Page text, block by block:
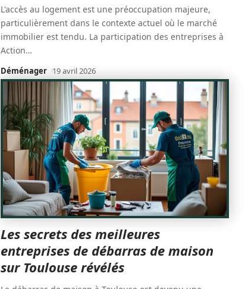
L'accès au logement est une préoccupation majeure,
particulièrement dans le contexte actuel où le marché
immobilier est tendu. La participation des entreprises à
Action…
Déménager 19 avril 2026
Les secrets des meilleures
entreprises de débarras de maison
sur Toulouse révélés